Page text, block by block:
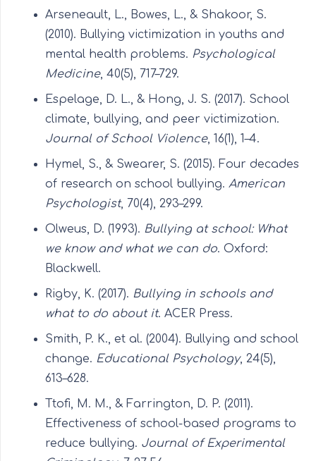
Arseneault, L., Bowes, L., & Shakoor, S.
(2010). Bullying victimization in youths and
mental health problems. Psychological
Medicine, 40(5), 717–729.
Espelage, D. L., & Hong, J. S. (2017). School
climate, bullying, and peer victimization.
Journal of School Violence, 16(1), 1–4.
Hymel, S., & Swearer, S. (2015). Four decades
of research on school bullying. American
Psychologist, 70(4), 293–299.
Olweus, D. (1993). Bullying at school: What
we know and what we can do. Oxford:
Blackwell.
Rigby, K. (2017). Bullying in schools and
what to do about it. ACER Press.
Smith, P. K., et al. (2004). Bullying and school
change. Educational Psychology, 24(5),
613–628.
Ttofi, M. M., & Farrington, D. P. (2011).
Effectiveness of school-based programs to
reduce bullying. Journal of Experimental